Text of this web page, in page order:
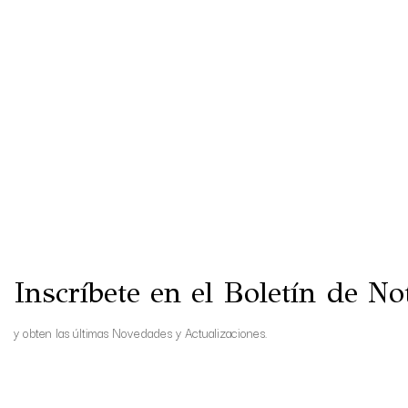
Inscríbete en el Boletín de
y obten las últimas Novedades y Actualizaciones.